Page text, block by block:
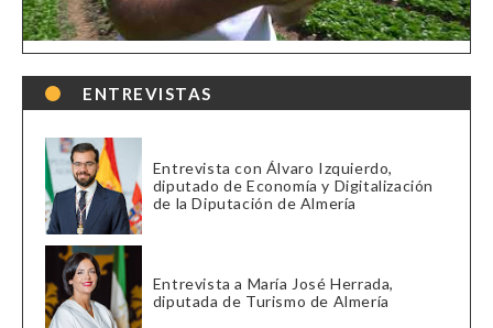
ENTREVISTAS
Entrevista con Álvaro Izquierdo,
diputado de Economía y Digitalización
de la Diputación de Almería
Entrevista a María José Herrada,
diputada de Turismo de Almería